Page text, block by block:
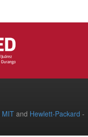
MIT and Hewlett-Packard -